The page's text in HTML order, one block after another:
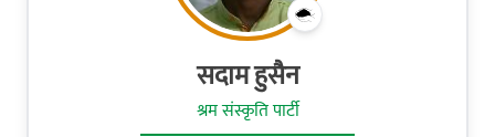
सदाम हुसैन
श्रम संस्कृति पार्टी